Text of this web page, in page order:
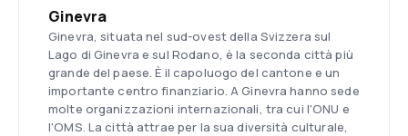
Ginevra
Ginevra, situata nel sud-ovest della Svizzera sul
Lago di Ginevra e sul Rodano, è la seconda città più
grande del paese. È il capoluogo del cantone e un
importante centro finanziario. A Ginevra hanno sede
molte organizzazioni internazionali, tra cui l'ONU e
l'OMS. La città attrae per la sua diversità culturale,